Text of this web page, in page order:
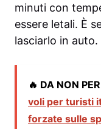
minuti con
essere letali. È
lasciarlo in auto.
🔥 DA NON
voli per turisti
forzate sulle